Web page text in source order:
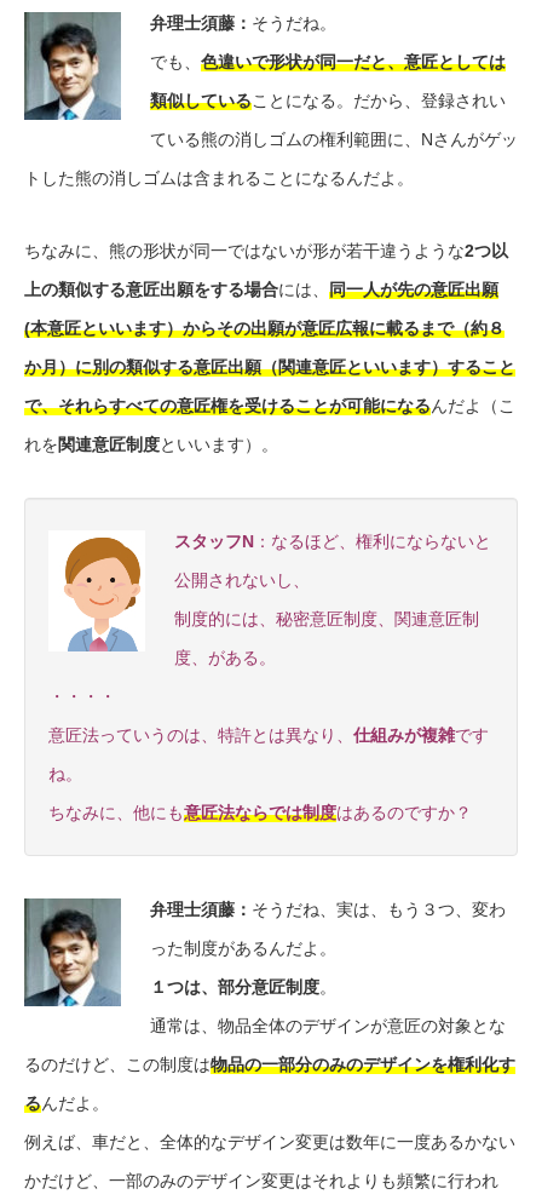
弁理士須藤 ： そうだね。
でも、 色違いで形状が同一だと、意匠としては
類似していることになる。だから、登録されい
ている熊の消しゴムの権利範囲に、Nさんがゲッ
トした熊の消しゴムは含まれることになるんだよ。
ちなみに、熊の形状が同一ではないが形が若干違うような2つ以
上の類似する意匠出願をする場合には、 同一人が先の意匠出願
(本意匠といいます）からその出願が意匠広報に載るまで（約８
か月）に別の類似する意匠出願（関連意匠といいます）すること
で、それらすべての意匠権を受けることが可能になるんだよ（こ
れを関連意匠制度といいます）。
スタッフN ：なるほど、権利にならないと
公開されないし、
制度的には、秘密意匠制度、関連意匠制
度、がある。
・・・・
意匠法っていうのは、特許とは異なり、 仕組みが複雑です
ね。
ちなみに、他にも意匠法ならでは制度はあるのですか？
弁理士須藤 ： そうだね、実は、もう３つ、変わ
った制度があるんだよ。
１つは、 部分意匠制度。
通常は、物品全体のデザインが意匠の対象とな
るのだけど、この制度は物品の一部分のみのデザインを権利化す
るんだよ。
例えば、車だと、全体的なデザイン変更は数年に一度あるかない
かだけど、一部のみのデザイン変更はそれよりも頻繁に行われ